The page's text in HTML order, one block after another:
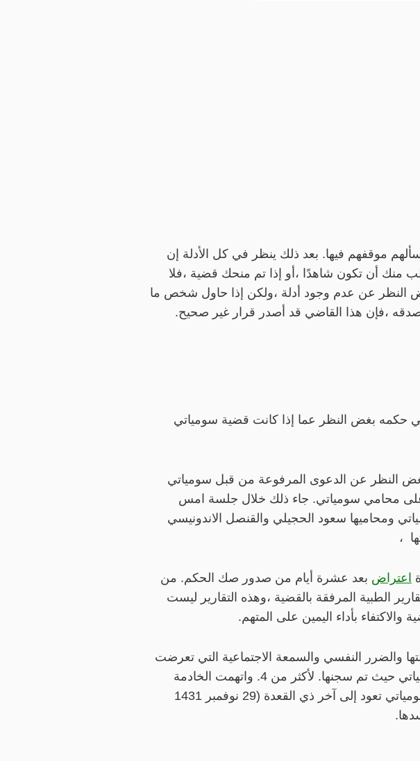
موقفهم فيها. بعد ذلك ينظر في كل الأدلة إن
منك أن تكون شاهدًا ،أو إذا تم منحك قضية ،فلا
النظر عن عدم وجود أدلة ،ولكن إذا حاول شخص ما
،فإن هذا القاضي قد أصدر قرار غير صحيح.
حكمه بغض النظر عما إذا كانت قضية سومياتي
النظر عن الدعوى المرفوعة من قبل سومياتي
على محامي سومياتي. جاء ذلك خلال جلسة امس
ومحاميها سعود الحجيلي والقنصل الاندونيسي
،
اعتراض بعد عشرة أيام من صدور صك الحكم. من
الطبية المرفقة بالقضية ،وهذه التقارير ليست
بأداء اليمين على المتهم.
والضرر النفسي والسمعة الاجتماعية التي تعرضت
لها بحجة تحريض الرأي العام ضدها من قبل الجهات الرسمية التابعة لسومياتي حيث تم سجنها. لأكثر من 4. واتهمت الخادمة
سمية بالتورط في جريمة لم ترتكبها. يشار إلى أن تفاصيل حالة الخادمة سومياتي تعود إلى آخر ذي القعدة (29 نوفمبر 1431